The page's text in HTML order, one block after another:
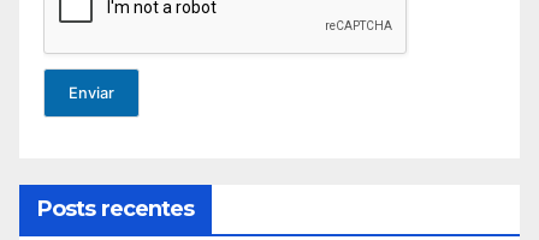
Enviar
Posts recentes